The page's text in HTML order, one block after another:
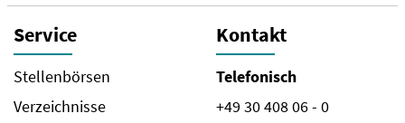
Service
Stellenbörsen
Verzeichnisse
Kontakt
Telefonisch
+49 30 408 06 - 0